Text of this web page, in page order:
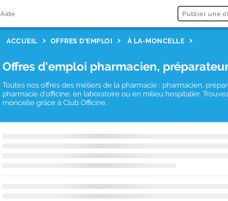
Aide Publier une
ACCUEIL OFFRES D'EMPLOI À LA-MONCELLE
Offres d'emploi pharmacien,
Toutes nos offres des métiers de la pharmacie : pharmacien,
pharmacie d'officine, en laboratoire ou en milieu hospitalier.
moncelle grâce à Club Officine.